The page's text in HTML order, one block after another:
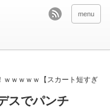
menu
ｗｗｗｗｗ【スカート短すぎ
スでパンチ